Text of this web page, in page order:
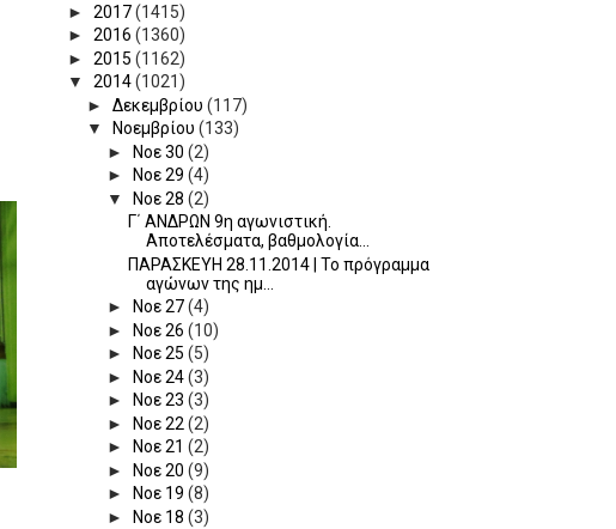
► 2017(1415)
► 2016 (1360)
► 2015 (1162)
▼ 2014(1021)
►Δεκεμβρίου(117)
▼ Νοεμβρίου(133)
►
Νοε 30(2)
►
Νοε 29(4)
▼
Νοε 28(2)
Γ΄ ΑΝΔΡΩΝ 9η αγωνιστική.
Αποτελέσματα, βαθμολογία...
ΠΑΡΑΣΚΕΥΗ 28.11.2014 | Το πρόγραμμα
αγώνων της ημ...
►
Νοε 27(4)
►
Νοε 26(10)
►
Νοε 25(5)
►
Νοε 24(3)
►
Νοε 23(3)
►
Νοε 22(2)
►
Νοε 21(2)
►
Νοε 20(9)
►
Νοε 19(8)
►
Νοε 18(3)